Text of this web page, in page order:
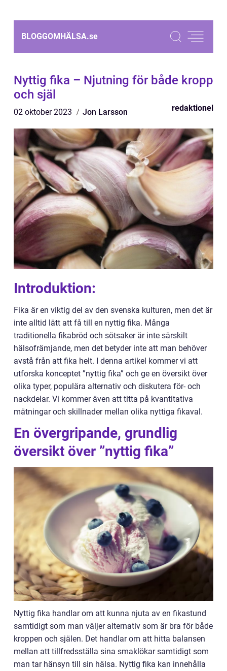
BLOGGOMHÄLSA.se
Nyttig fika – Njutning för både kropp
och själ
02 oktober 2023 Jon Larsson redaktionel
Introduktion:
Fika är en viktig del av den svenska kulturen, men det är
inte alltid lätt att få till en nyttig fika. Många
traditionella fikabröd och sötsaker är inte särskilt
hälsofrämjande, men det betyder inte att man behöver
avstå från att fika helt. I denna artikel kommer vi att
utforska konceptet ”nyttig fika” och ge en översikt över
olika typer, populära alternativ och diskutera för- och
nackdelar. Vi kommer även att titta på kvantitativa
mätningar och skillnader mellan olika nyttiga fikaval.
En övergripande, grundlig
översikt över ”nyttig fika”
Nyttig fika handlar om att kunna njuta av en fikastund
samtidigt som man väljer alternativ som är bra för både
kroppen och själen. Det handlar om att hitta balansen
mellan att tillfredsställa sina smaklökar samtidigt som
man tar hänsyn till sin hälsa. Nyttig fika kan innehålla